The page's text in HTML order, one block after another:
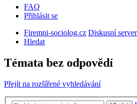
FAQ
Přihlásit se
Firemni-sociolog.cz Diskusní
Hledat
Témata bez odpovědí
Přejít na rozšířené vyhledávání